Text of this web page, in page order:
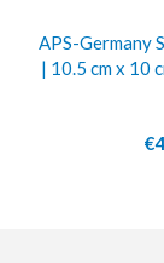
APS-Germany
| 10.5 cm x 10
€